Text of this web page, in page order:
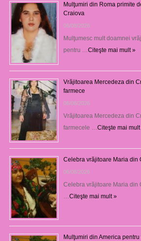
Mulţumiri din Roma primite
Craiova
06/08/2026
Mulţumesc mult doamnei
pentru … Citeşte mai mult »
Vrăjitoarea Mercedeza din
farmece
06/08/2026
Vrăjitoarea Mercedeza din
farmecele … Citeşte mai mult
Celebra vrăjitoare Maria din
06/08/2026
Celebra vrăjitoare Maria din
Citeşte mai mult »
Mulţumiri din America